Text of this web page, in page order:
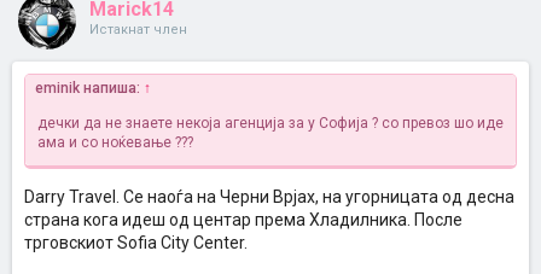
Marick14
Истакнат член
eminik напиша: ↑
дечки да не знаете некоја агенција за у Софија ? со превоз шо иде
ама и со ноќевање ???
Darry Travel. Се наоѓа на Черни Врјах, на угорницата од десна
страна кога идеш од центар према Хладилника. После
трговскиот Sofia City Center.